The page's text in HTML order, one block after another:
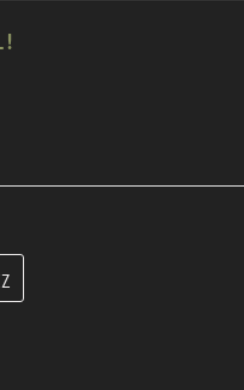
!
votre compte client à la